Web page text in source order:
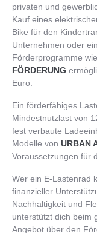
privaten und
Kauf eines
Bike für den
Unternehmen oder
Förderprogramme
FÖRDERUNG
Euro.
Ein förderfähiges
Mindestnutzlast von
fest verbaute
Modelle von URBAN
Voraussetzungen für
Wer ein E-Lastenrad
finanzieller
Nachhaltigkeit und
unterstützt dich beim
Angebot über den